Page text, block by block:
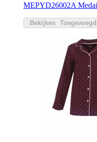
MEPYD26002A
Bekijken